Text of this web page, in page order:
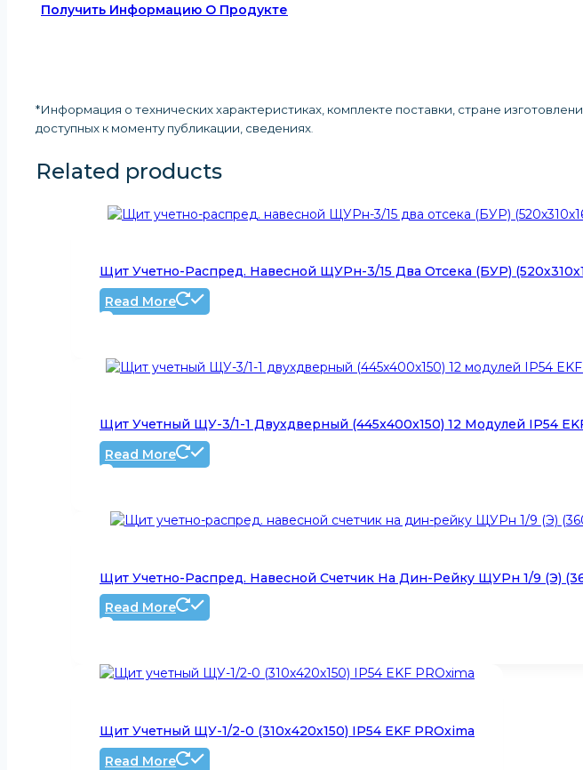
Получить Информацию О Продукте
*Информация о технических характеристиках, комплекте поставки, стране
доступных к моменту публикации, сведениях.
Related products
Щит Учетно-Распред. Навесной ЩУРн-3/15 Два Отсека (БУР)
Read More
Щит Учетный ЩУ-3/1-1 Двухдверный (445x400x150) 12 Модулей IP54
Read More
Щит Учетно-Распред. Навесной Счетчик На Дин-Рейку ЩУРн 1/9 (Э)
Read More
Щит Учетный ЩУ-1/2-0 (310х420х150) IP54 EKF PROxima
Read More